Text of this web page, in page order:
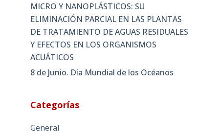
MICRO Y NANOPLÁSTICOS: SU
ELIMINACIÓN PARCIAL EN LAS PLANTAS
DE TRATAMIENTO DE AGUAS RESIDUALES
Y EFECTOS EN LOS ORGANISMOS
ACUÁTICOS
8 de Junio. Día Mundial de los Océanos
Categorías
General